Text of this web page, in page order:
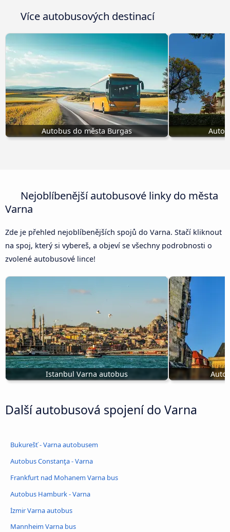
Více autobusových destinací
Autobus do města Burgas
Nejoblíbenější autobusové linky do města
Varna
Zde je přehled nejoblíbenějších spojů do Varna. Stačí kliknout
na spoj, který si vybereš, a objeví se všechny podrobnosti o
zvolené autobusové lince!
Istanbul Varna autobus
Další autobusová spojení do Varna
Bukurešť - Varna autobusem
Autobus Constanţa - Varna
Frankfurt nad Mohanem Varna bus
Autobus Hamburk - Varna
İzmir Varna autobus
Mannheim Varna bus